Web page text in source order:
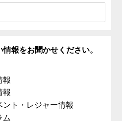
報をお聞かせください。
報
報
ト・レジャー情報
ム